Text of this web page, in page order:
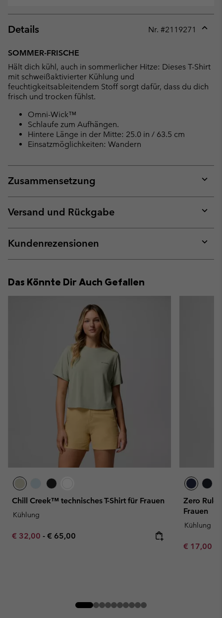
Details Nr. #2119271
SOMMER-FRISCHE
Hält dich kühl, auch in sommerlicher Hitze: Dieses T-Shirt
mit schweißaktivierter Kühlung und
feuchtigkeitsableitendem Stoff sorgt dafür, dass du dich
frisch und trocken fühlst.
Omni-Wick™
Schlaufe zum Aufhängen.
Hintere Länge in der Mitte: 25.0 in / 63.5 cm
Einsatzmöglichkeiten: Wandern
Zusammensetzung
or
Versand und Rückgabe
or
Kundenrezensionen
or
Das Könnte Dir Auch Gefallen
Chill Creek™ technisches T-Shirt für Frauen
Kühlung
Minimum sale price:
€ 32,00 - Maximum price:
€ 65,00
Zero
Frauen
Kühlung
Minimum
€ 17,00